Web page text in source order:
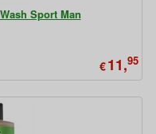
Sport Man
€11,95